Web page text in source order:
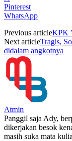
Pinterest
WhatsApp
Previous articleKPK
Next articleTragis,
didalam angkotnya
Atmin
Panggil saja Ady,
dikerjakan besok
masih suka mata